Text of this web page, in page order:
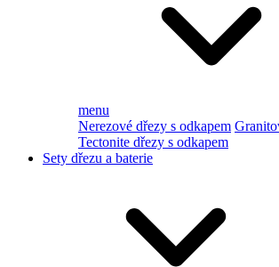
menu
Nerezové dřezy s odkapem
Tectonite dřezy s odkapem
Sety dřezu a baterie